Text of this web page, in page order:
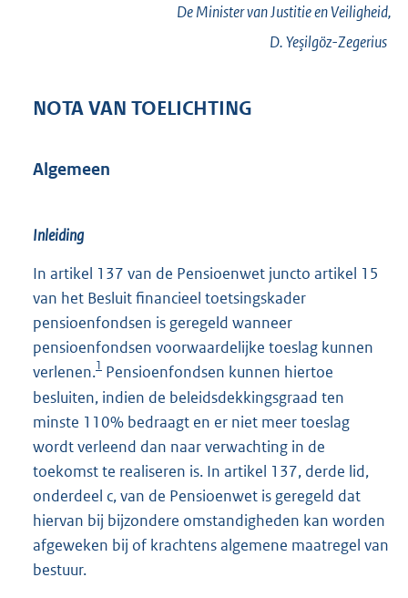
De Minister van Justitie en Veiligheid,
D.Yeşilgöz-Zegerius
NOTA VAN TOELICHTING
Algemeen
Inleiding
In artikel 137 van de Pensioenwet juncto artikel 15
van het Besluit financieel toetsingskader
pensioenfondsen is geregeld wanneer
pensioenfondsen voorwaardelijke toeslag kunnen
verlenen.1 Pensioenfondsen kunnen hiertoe
besluiten, indien de beleidsdekkingsgraad ten
minste 110% bedraagt en er niet meer toeslag
wordt verleend dan naar verwachting in de
toekomst te realiseren is. In artikel 137, derde lid,
onderdeel c, van de Pensioenwet is geregeld dat
hiervan bij bijzondere omstandigheden kan worden
afgeweken bij of krachtens algemene maatregel van
bestuur.